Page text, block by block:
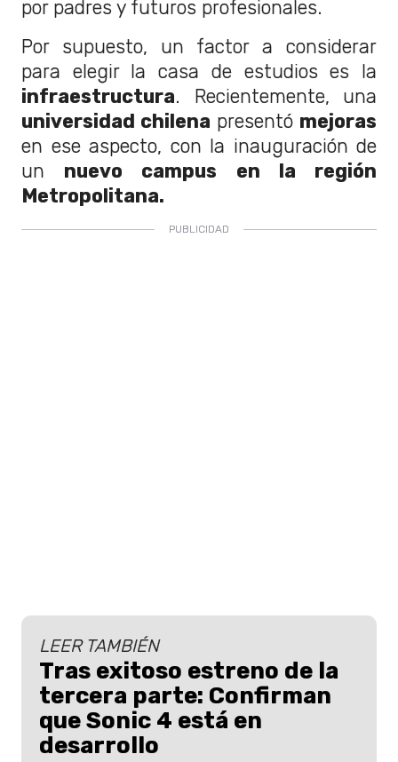
por padres y futuros profesionales.
Por supuesto, un factor a considerar
para elegir la casa de estudios es la
infraestructura. Recientemente, una
universidad chilena presentó mejoras
en ese aspecto, con la inauguración de
un nuevo campus en la región
Metropolitana.
LEER TAMBIÉN
Tras exitoso estreno de la
tercera parte: Confirman
que Sonic 4 está en
desarrollo